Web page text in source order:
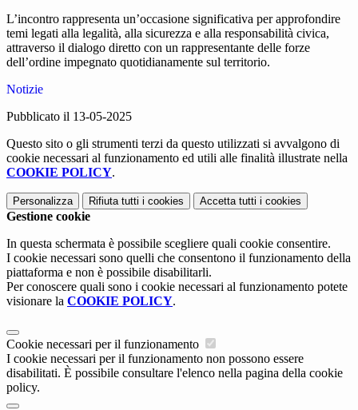
L’incontro rappresenta un’occasione significativa perapprofondire
temi legati alla legalità, alla sicurezza e alla responsabilità civica,
attraverso il dialogo diretto con un rappresentante delle forze
dell’ordine impegnato quotidianamente sul territorio.
Notizie
Pubblicato il 13-05-2025
Questo sito o gli strumenti terzi da questo utilizzati si avvalgono di
cookie necessari al funzionamento ed utili alle finalità illustrate nella
COOKIE POLICY.
Personalizza Rifiuta tutti i cookies Accetta tutti i cookies
Gestione cookie
In questa schermata è possibile scegliere quali cookie consentire.
I cookie necessari sono quelli che consentono il funzionamento della
piattaforma e non è possibile disabilitarli.
Per conoscere quali sono i cookie necessari al funzionamento potete
visionare la COOKIE POLICY.
Cookie necessari per il funzionamento
I cookie necessari per il funzionamento non possono essere
disabilitati. È possibile consultare l'elenco nella pagina della cookie
policy.